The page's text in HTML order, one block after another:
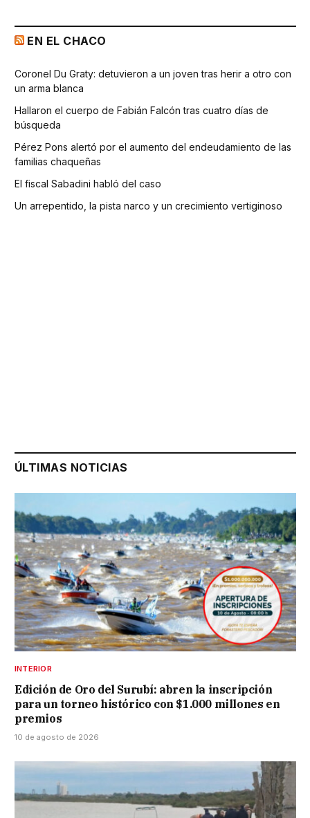
EN EL CHACO
Coronel Du Graty: detuvieron a un joven tras herir a otro con
un arma blanca
Hallaron el cuerpo de Fabián Falcón tras cuatro días de
búsqueda
Pérez Pons alertó por el aumento del endeudamiento de las
familias chaqueñas
El fiscal Sabadini habló del caso
Un arrepentido, la pista narco y un crecimiento vertiginoso
ÚLTIMAS NOTICIAS
INTERIOR
Edición de Oro del Surubí: abren la inscripción
para un torneo histórico con $1.000 millones en
premios
10 de agosto de 2026